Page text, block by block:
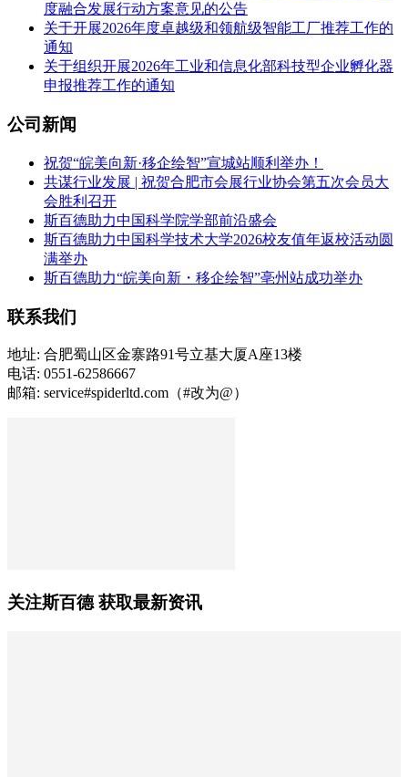
度融合发展行动方案意见的公告
关于开展2026年度卓越级和领航级智能工厂推荐工作的
通知
关于组织开展2026年工业和信息化部科技型企业孵化器
申报推荐工作的通知
公司新闻
祝贺“皖美向新·移企绘智”宣城站顺利举办！
共谋行业发展 | 祝贺合肥市会展行业协会第五次会员大
会胜利召开
斯百德助力中国科学院学部前沿盛会
斯百德助力中国科学技术大学2026校友值年返校活动圆
满举办
斯百德助力“皖美向新・移企绘智”亳州站成功举办
联系我们
地址: 合肥蜀山区金寨路91号立基大厦A座13楼
电话: 0551-62586667
邮箱: service#spiderltd.com（#改为@）
关注斯百德 获取最新资讯